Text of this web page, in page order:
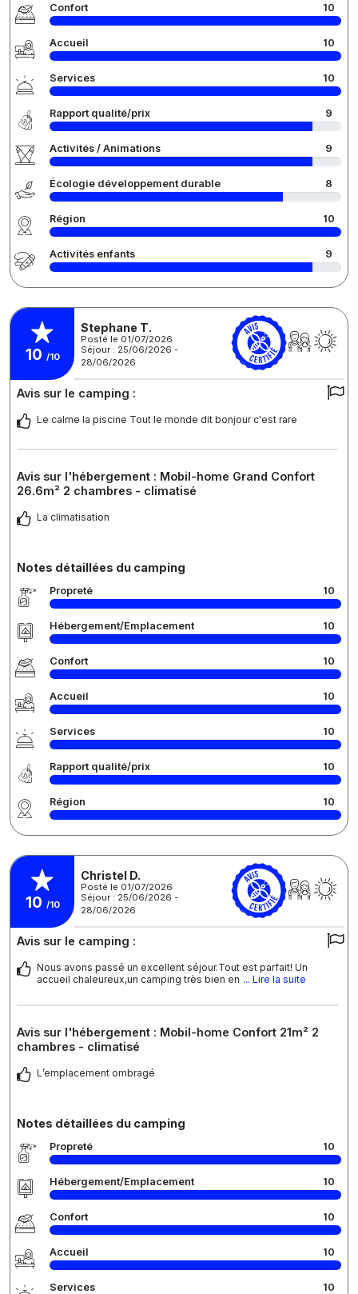
Confort 10
Accueil 10
Services 10
Rapport qualité/prix 9
Activités / Animations 9
Écologie développement durable 8
Région 10
Activités enfants 9
10 /10
Stephane T.
Posté le 01/07/2026
Séjour : 25/06/2026 -
28/06/2026
Avis sur le camping :
Le calme la piscine Tout le monde dit bonjour c'est rare
Avis sur l'hébergement : Mobil-home Grand Confort
26.6m² 2 chambres - climatisé
La climatisation
Notes détaillées du camping
Propreté 10
Hébergement/Emplacement 10
Confort 10
Accueil 10
Services 10
Rapport qualité/prix 10
Région 10
10 /10
Christel D.
Posté le 01/07/2026
Séjour : 25/06/2026 -
28/06/2026
Avis sur le camping :
Nous avons passé un excellent séjour.Tout est parfait! Un
accueil chaleureux,un camping très bien en ... Lire la suite
Avis sur l'hébergement : Mobil-home Confort 21m² 2
chambres - climatisé
L’emplacement ombragé
Notes détaillées du camping
Propreté 10
Hébergement/Emplacement 10
Confort 10
Accueil 10
Services 10